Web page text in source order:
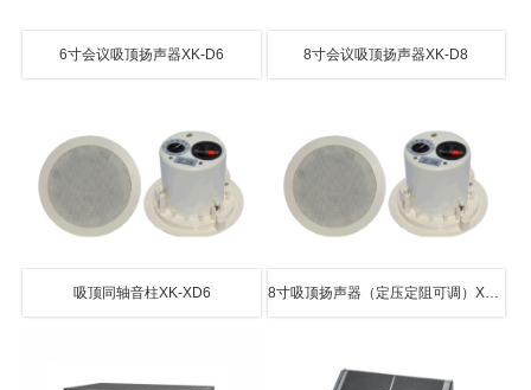
6寸会议吸顶扬声器XK-D6 8寸会议吸顶扬声器XK-D8
吸顶同轴音柱XK-XD6 8寸吸顶扬声器（定压定阻可调）XK-DT8